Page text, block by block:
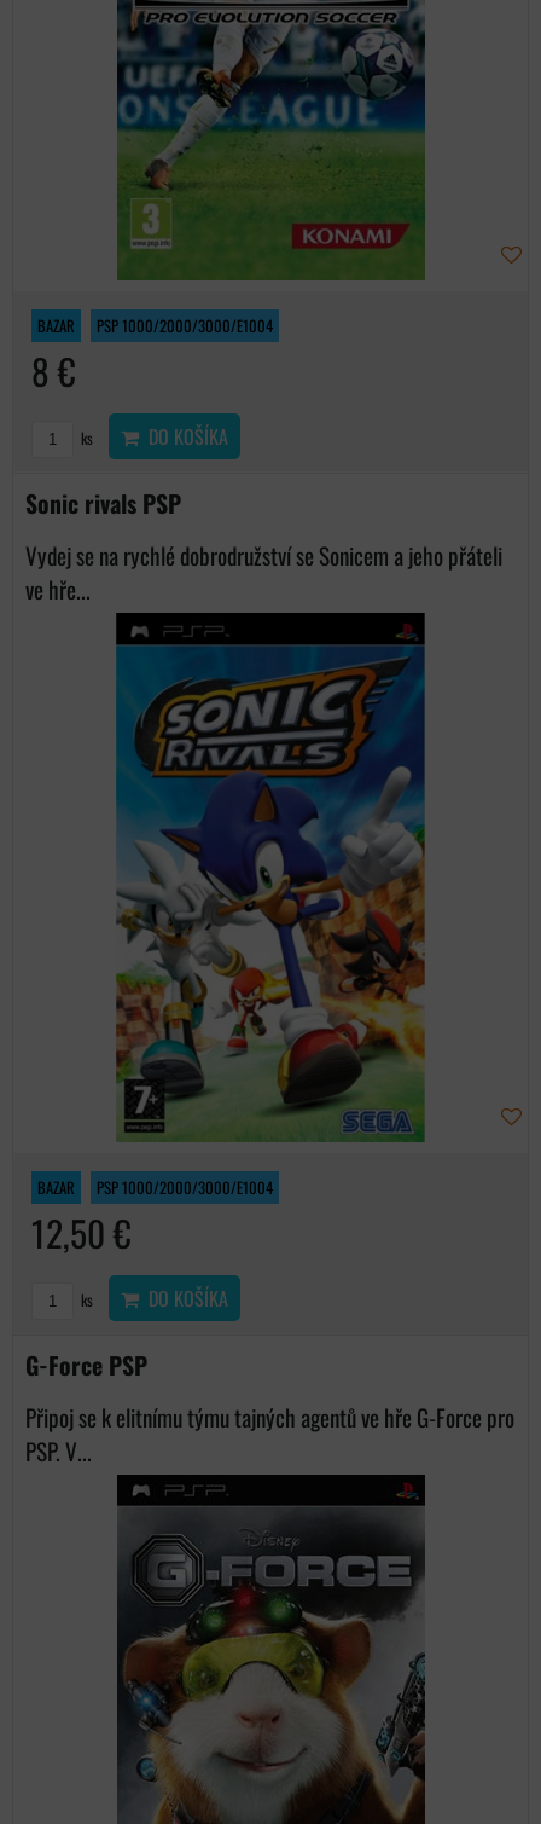
BAZAR PSP 1000/2000/3000/E1004
8 €
ks DO KOŠÍKA
Sonic rivals PSP
Vydej se na rychlé dobrodružství se Sonicem a jeho přáteli
ve hře...
BAZAR PSP 1000/2000/3000/E1004
12,50 €
ks DO KOŠÍKA
G-Force PSP
Připoj se k elitnímu týmu tajných agentů ve hře G-Force pro
PSP. V...